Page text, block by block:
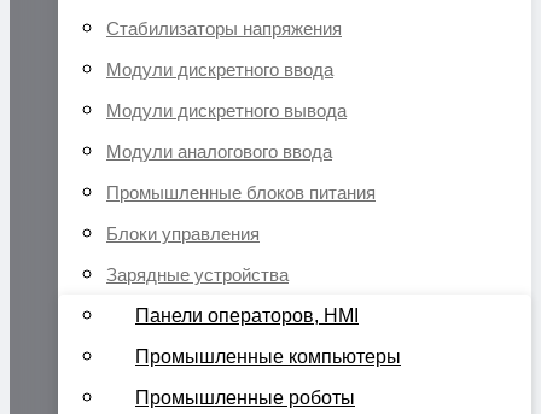
Стабилизаторы напряжения
Модули дискретного ввода
Модули дискретного вывода
Модули аналогового ввода
Промышленные блоков питания
Блоки управления
Зарядные устройства
Панели операторов, HMI
Промышленные компьютеры
Промышленные роботы